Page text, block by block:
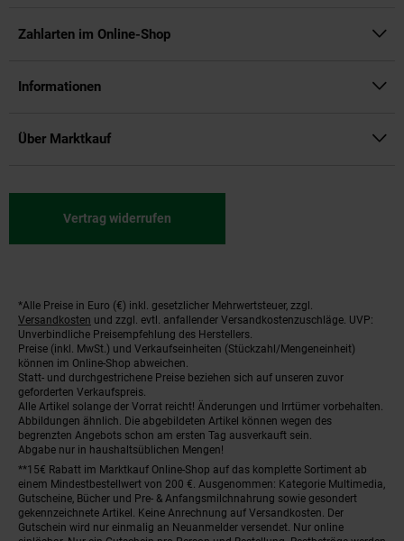
Zahlarten im Online-Shop
Informationen
Über Marktkauf
Vertrag widerrufen
Fußnoten
*Alle Preise in Euro (€) inkl. gesetzlicher Mehrwertsteuer, zzgl.
Versandkosten und zzgl. evtl. anfallender Versandkostenzuschläge. UVP:
Unverbindliche Preisempfehlung des Herstellers.
Preise (inkl. MwSt.) und Verkaufseinheiten (Stückzahl/Mengeneinheit)
können im Online-Shop abweichen.
Statt- und durchgestrichene Preise beziehen sich auf unseren zuvor
geforderten Verkaufspreis.
Alle Artikel solange der Vorrat reicht! Änderungen und Irrtümer vorbehalten.
Abbildungen ähnlich. Die abgebildeten Artikel können wegen des
begrenzten Angebots schon am ersten Tag ausverkauft sein.
Abgabe nur in haushaltsüblichen Mengen!
**15€ Rabatt im Marktkauf Online-Shop auf das komplette Sortiment ab
einem Mindestbestellwert von 200 €. Ausgenommen: Kategorie Multimedia,
Gutscheine, Bücher und Pre- & Anfangsmilchnahrung sowie gesondert
gekennzeichnete Artikel. Keine Anrechnung auf Versandkosten. Der
Gutschein wird nur einmalig an Neuanmelder versendet. Nur online